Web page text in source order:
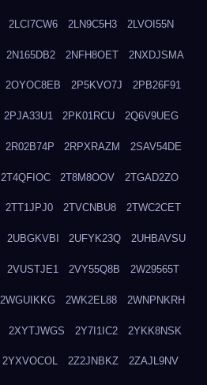
2LCI7CW6 2LN9C5H3 2LVOI55N
2N165DB2 2NFH8OET 2NXDJSMA
2OYOC8EB 2P5KVO7J 2PB26F91
2PJA33U1 2PK01RCU 2Q6V9UEG
2R02B74P 2RPXRAZM 2SAV54DE
2T4QFIOC 2T8M8OOV 2TGAD2ZO
2TT1JPJ0 2TVCNBU8 2TWC2CET
2UBGKVBI 2UFYK23Q 2UHBAVSU
2VUSTJE1 2VY55Q8B 2W29565T
2WGUIKKG 2WK2EL88 2WNPNKRH
2XYTJWGS 2Y7I1IC2 2YKK8NSK
2YXVOCOL 2Z2JNBKZ 2ZAJL9NV